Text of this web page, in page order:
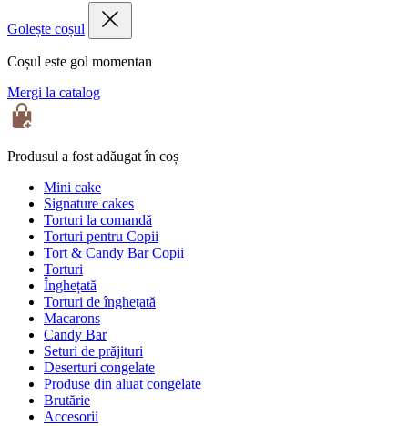
Golește coșul
Coșul este gol momentan
Mergi la catalog
Produsul a fost adăugat în coș
Mini cake
Signature cakes
Torturi la comandă
Torturi pentru Copii
Tort & Candy Bar Copii
Torturi
Înghețată
Torturi de înghețată
Macarons
Candy Bar
Seturi de prăjituri
Deserturi congelate
Produse din aluat congelate
Brutărie
Accesorii